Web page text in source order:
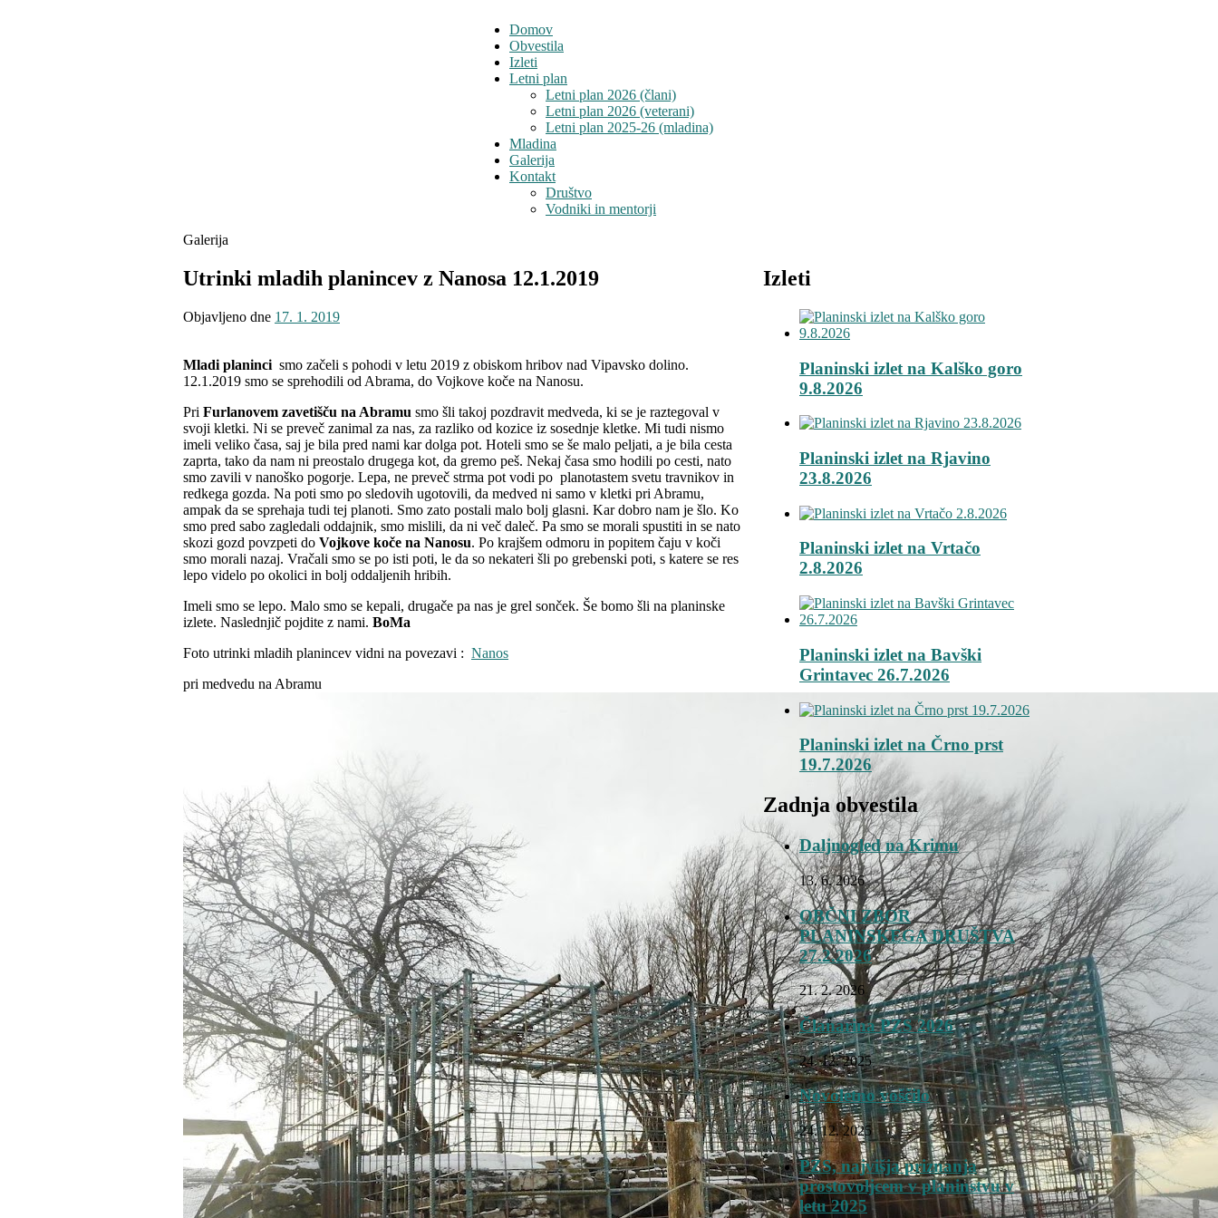
Domov
Obvestila
Izleti
Letni plan
Letni plan 2026 (člani)
Letni plan 2026 (veterani)
Letni plan 2025-26 (mladina)
Mladina
Galerija
Kontakt
Društvo
Vodniki in mentorji
Galerija
Utrinki mladih planincev z Nanosa 12.1.2019
Objavljeno dne 17. 1. 2019
Mladi planinci smo začeli s pohodi v letu 2019 z obiskom hribov nad Vipavsko dolino.
12.1.2019 smo se sprehodili od Abrama, do Vojkove koče na Nanosu.
Pri Furlanovem zavetišču na Abramu smo šli takoj pozdravit medveda, ki se je raztegoval v
svoji kletki. Ni se preveč zanimal za nas, za razliko od kozice iz sosednje kletke. Mi tudi nismo
imeli veliko časa, saj je bila pred nami kar dolga pot. Hoteli smo se še malo peljati, a je bila cesta
zaprta, tako da nam ni preostalo drugega kot, da gremo peš. Nekaj časa smo hodili po cesti, nato
smo zavili v nanoško pogorje. Lepa, ne preveč strma pot vodi po planotastem svetu travnikov in
redkega gozda. Na poti smo po sledovih ugotovili, da medved ni samo v kletki pri Abramu,
ampak da se sprehaja tudi tej planoti. Smo zato postali malo bolj glasni. Kar dobro nam je šlo. Ko
smo pred sabo zagledali oddajnik, smo mislili, da ni več daleč. Pa smo se morali spustiti in se nato
skozi gozd povzpeti do Vojkove koče na Nanosu. Po krajšem odmoru in popitem čaju v koči
smo morali nazaj. Vračali smo se po isti poti, le da so nekateri šli po grebenski poti, s katere se res
lepo videlo po okolici in bolj oddaljenih hribih.
Imeli smo se lepo. Malo smo se kepali, drugače pa nas je grel sonček. Še bomo šli na planinske
izlete. Naslednjič pojdite z nami. BoMa
Foto utrinki mladih planincev vidni na povezavi : Nanos
pri medvedu na Abramu
Izleti
Planinski izlet na Kalško goro
9.8.2026
Planinski izlet na Rjavino
23.8.2026
Planinski izlet na Vrtačo
2.8.2026
Planinski izlet na Bavški
Grintavec 26.7.2026
Planinski izlet na Črno prst
19.7.2026
Zadnja obvestila
Daljnogled na Krimu
13. 6. 2026
OBČNI ZBOR
PLANINSKEGA DRUŠTVA
27.2.2026
21. 2. 2026
Članarina PZS 2026
24. 12. 2025
Novoletno voščilo
24. 12. 2025
PZS, najvišja priznanja
prostovoljcem v planinstvu v
letu 2025